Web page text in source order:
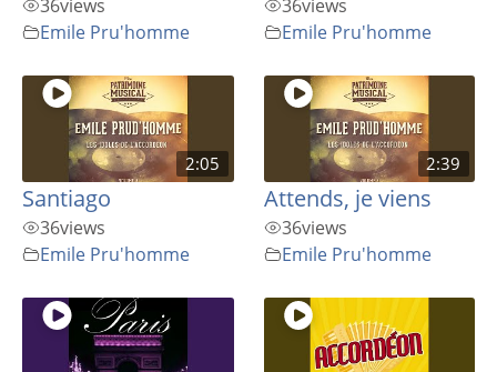
36views
Emile Pru'homme
36views
Emile Pru'homme
2:05
Santiago
36views
Emile Pru'homme
2:39
Attends, je viens
36views
Emile Pru'homme